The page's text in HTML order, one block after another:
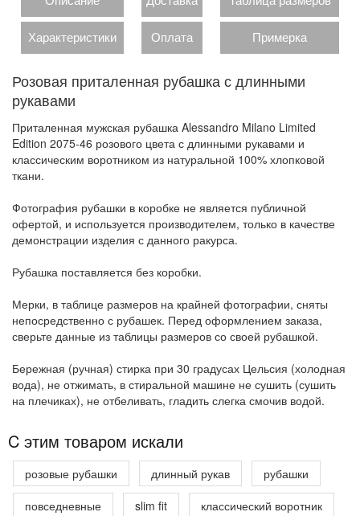
Характеристики Оплата Примерка
Розовая приталенная рубашка с длинными
рукавами
Приталенная мужская рубашка Alessandro Milano Limited
Edition 2075-46 розового цвета с длинными рукавами и
классическим воротником из натуральной 100% хлопковой
ткани.
Фотография рубашки в коробке не является публичной
офертой, и используется производителем, только в качестве
демонстрации изделия с данного ракурса.
Рубашка поставляется без коробки.
Мерки, в таблице размеров на крайней фотографии, сняты
непосредственно с рубашек. Перед оформлением заказа,
сверьте данные из таблицы размеров со своей рубашкой.
Бережная (ручная) стирка при 30 градусах Цельсия (холодная
вода), не отжимать, в стиральной машине не сушить (сушить
на плечиках), не отбеливать, гладить слегка смочив водой.
C этим товаром искали
розовые рубашки длинный рукав
рубашки
повседневные
slim fit классический воротник